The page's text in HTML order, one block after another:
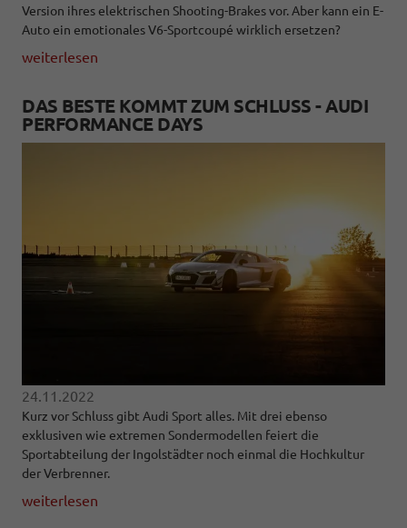
Version ihres elektrischen Shooting-Brakes vor. Aber kann ein E-
Auto ein emotionales V6-Sportcoupé wirklich ersetzen?
weiterlesen
DAS BESTE KOMMT ZUM SCHLUSS - AUDI
PERFORMANCE DAYS
24.11.2022
Kurz vor Schluss gibt Audi Sport alles. Mit drei ebenso
exklusiven wie extremen Sondermodellen feiert die
Sportabteilung der Ingolstädter noch einmal die Hochkultur
der Verbrenner.
weiterlesen